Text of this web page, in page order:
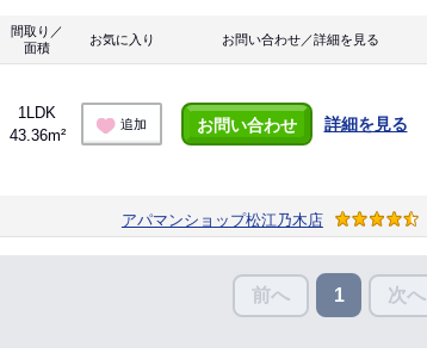
間取り／
面積
お気に入り お問い合わせ／詳細を見る
1LDK
43.36m²
追加 お問い合わせ 詳細を見る
アパマンショップ松江乃木店
前へ 1 次へ